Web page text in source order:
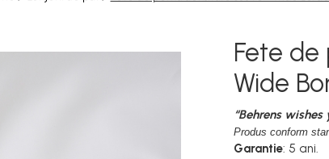
Fete
Wide
“Behrens wishes
Produs conform
Garantie: 5 ani.